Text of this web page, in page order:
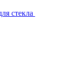
стекла